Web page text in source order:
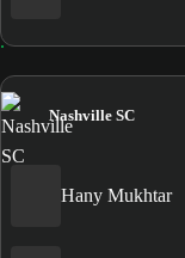
Nashville SC
Hany Mukhtar